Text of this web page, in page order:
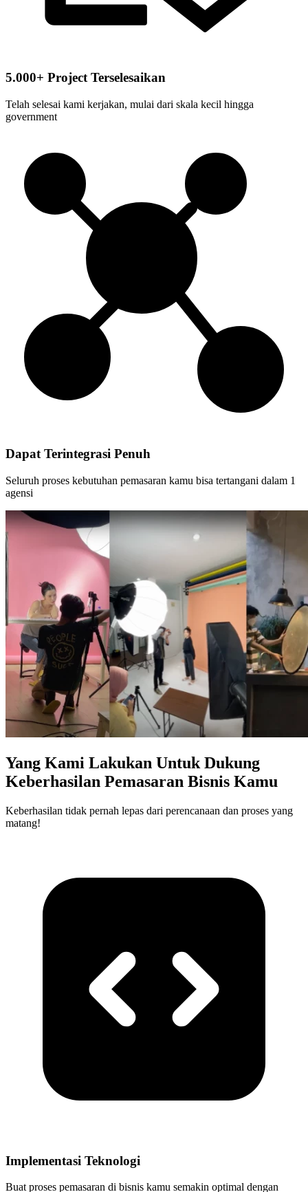
5.000+ Project Terselesaikan
Telah selesai kami kerjakan, mulai dari skala kecil hingga
government
Dapat Terintegrasi Penuh
Seluruh proses kebutuhan pemasaran kamu bisa tertangani dalam 1
agensi
Yang Kami Lakukan Untuk Dukung
Keberhasilan Pemasaran Bisnis Kamu
Keberhasilan tidak pernah lepas dari perencanaan dan proses yang
matang!
Implementasi Teknologi
Buat proses pemasaran di bisnis kamu semakin optimal dengan